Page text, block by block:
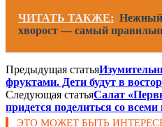
ЧИТАТЬ ТАКЖЕ:
хворост — самый
Предыдущая статья
фруктами. Дети будут в
Следующая статьяСалат
придется поделиться со всеми
ЭТО МОЖЕТ БЫТЬ